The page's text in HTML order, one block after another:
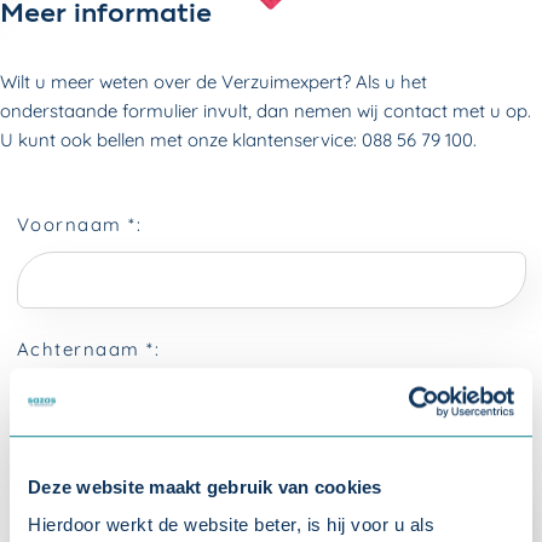
Deze website maakt gebruik van cookies
Hierdoor werkt de website beter, is hij voor u als
Meer informatie
Wilt u meer weten over de Verzuimexpert? Als u het
onderstaande formulier invult, dan nemen wij contact met u op.
U kunt ook bellen met onze klantenservice: 088 56 79 100.